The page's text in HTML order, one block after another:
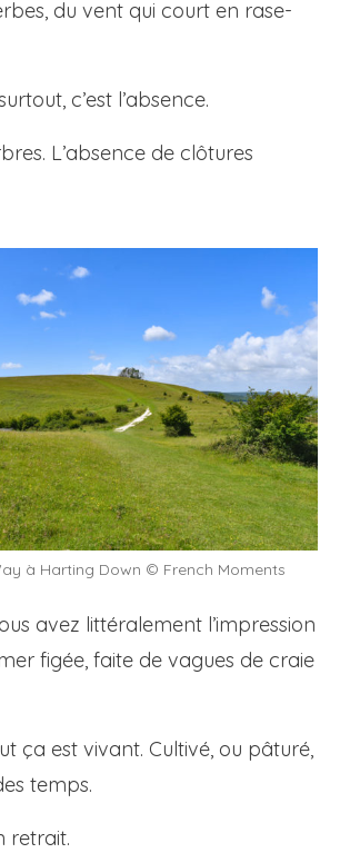
du vent qui court en rase-
c’est l’absence.
L’absence de clôtures
à Harting Down © French Moments
avez littéralement l’impression
figée, faite de vagues de craie
ça est vivant. Cultivé, ou pâturé,
temps.
retrait.